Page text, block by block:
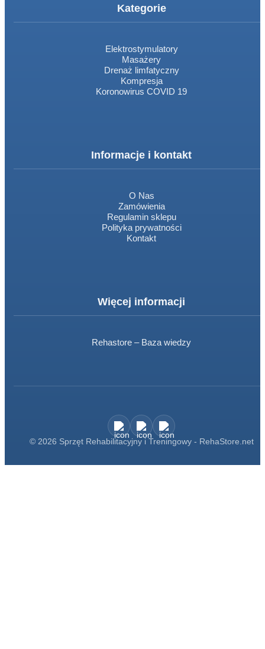
Kategorie
Elektrostymulatory
Masażery
Drenaż limfatyczny
Kompresja
Koronowirus COVID 19
Informacje i kontakt
O Nas
Zamówienia
Regulamin sklepu
Polityka prywatności
Kontakt
Więcej informacji
Rehastore – Baza wiedzy
© 2026 Sprzęt Rehabilitacyjny i Treningowy - RehaStore.net